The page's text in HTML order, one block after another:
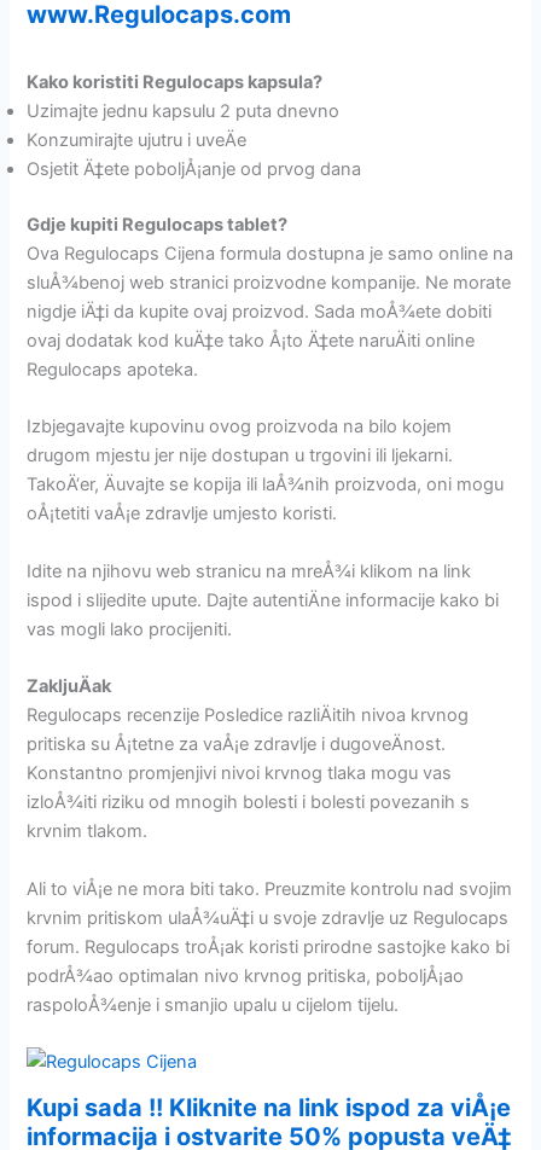
www.Regulocaps.com
Kako koristiti Regulocaps kapsula?
Uzimajte jednu kapsulu 2 puta dnevno
Konzumirajte ujutru i uveÄe
Osjetit Ä‡ete poboljÅ¡anje od prvog dana
Gdje kupiti Regulocaps tablet?
Ova Regulocaps Cijena formula dostupna je samo online na
sluÅ¾benoj web stranici proizvodne kompanije. Ne morate
nigdje iÄ‡i da kupite ovaj proizvod. Sada moÅ¾ete dobiti
ovaj dodatak kod kuÄ‡e tako Å¡to Ä‡ete naruÄiti online
Regulocaps apoteka.
Izbjegavajte kupovinu ovog proizvoda na bilo kojem
drugom mjestu jer nije dostupan u trgovini ili ljekarni.
TakoÄ‘er, Äuvajte se kopija ili laÅ¾nih proizvoda, oni mogu
oÅ¡tetiti vaÅ¡e zdravlje umjesto koristi.
Idite na njihovu web stranicu na mreÅ¾i klikom na link
ispod i slijedite upute. Dajte autentiÄne informacije kako bi
vas mogli lako procijeniti.
ZakljuÄak
Regulocaps recenzije Posledice razliÄitih nivoa krvnog
pritiska su Å¡tetne za vaÅ¡e zdravlje i dugoveÄnost.
Konstantno promjenjivi nivoi krvnog tlaka mogu vas
izloÅ¾iti riziku od mnogih bolesti i bolesti povezanih s
krvnim tlakom.
Ali to viÅ¡e ne mora biti tako. Preuzmite kontrolu nad svojim
krvnim pritiskom ulaÅ¾uÄ‡i u svoje zdravlje uz Regulocaps
forum. Regulocaps troÅ¡ak koristi prirodne sastojke kako bi
podrÅ¾ao optimalan nivo krvnog pritiska, poboljÅ¡ao
raspoloÅ¾enje i smanjio upalu u cijelom tijelu.
Kupi sada !! Kliknite na link ispod za viÅ¡e
informacija i ostvarite 50% popusta veÄ‡